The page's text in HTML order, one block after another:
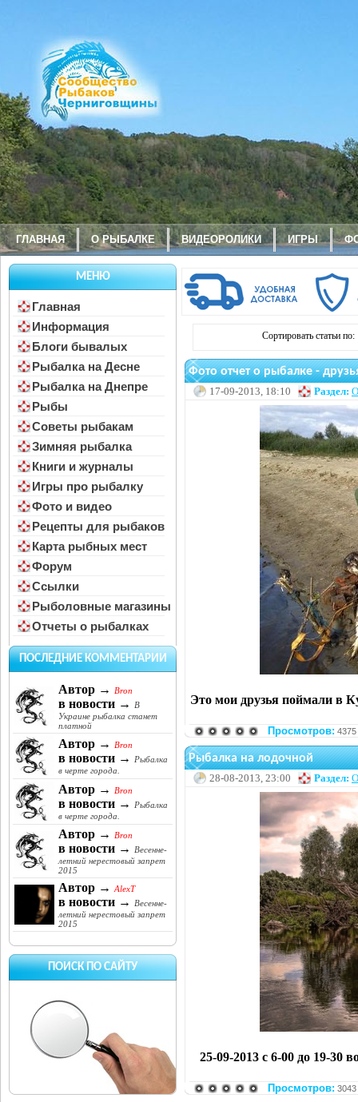
ГЛАВНАЯ О РЫБАЛКЕ ВИДЕОРОЛИКИ ИГРЫ
МЕНЮ
Главная
Информация
Блоги бывалых
Рыбалка на Десне
Рыбалка на Днепре
Рыбы
Советы рыбакам
Зимняя рыбалка
Книги и журналы
Игры про рыбалку
Фото и видео
Рецепты для рыбаков
Карта рыбных мест
Форум
Ссылки
Рыболовные магазины
Отчеты о рыбалках
ПОСЛЕДНИЕ КОММЕНТАРИИ
Автор → Bron
в новости →
В
Украине рыбалка станет
платной
Автор → Bron
в новости →
Рыбалка
в черте города.
Автор → Bron
в новости →
Рыбалка
в черте города.
Автор → Bron
в новости →
Весенне-
летний нерестовый запрет
2015
Автор → AlexT
в новости →
Весенне-
летний нерестовый запрет
2015
ПОИСК ПО САЙТУ
Сортировать статьи по:
Фото отчет о рыбалке -
17-09-2013, 18:10 Раздел:
Это мои друзья поймали в
Просмотров:
Рыбалка на лодочной
28-08-2013, 23:00 Раздел:
25-09-2013 с 6-00 до 19-30
Просмотров: